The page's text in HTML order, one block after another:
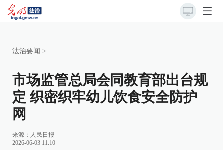
法治要闻 >
市场监管总局会同教育部出台规
定 织密织牢幼儿饮食安全防护
网
来源： 人民日报
2026-06-03 11:10